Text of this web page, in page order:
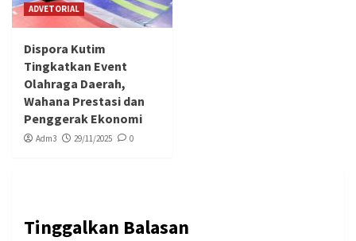
ADVETORIAL
Dispora Kutim
Tingkatkan Event
Olahraga Daerah,
Wahana Prestasi dan
Penggerak Ekonomi
Adm3 29/11/2025 0
Tinggalkan Balasan